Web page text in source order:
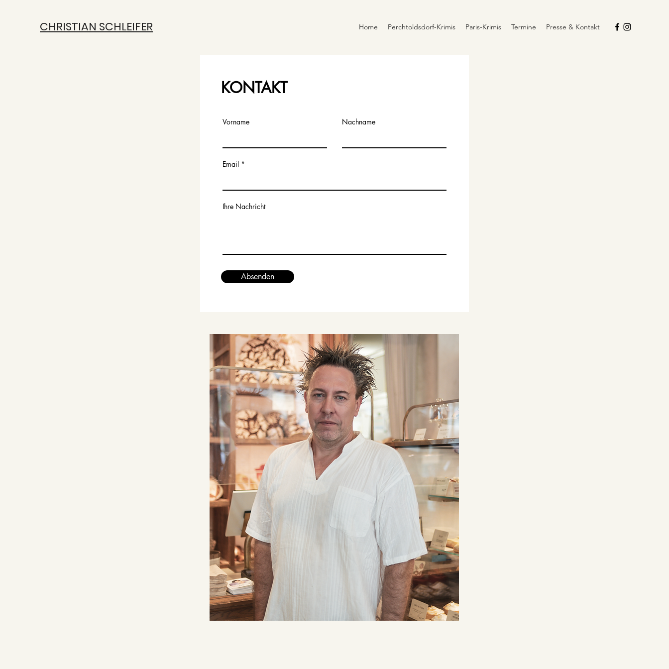
CHRISTIAN SCHLEIFER Home Perchtoldsdorf-Krimis Paris-Krimis Termine Presse & Kontakt
KONTAKT
Vorname Nachname
Email
Ihre Nachricht
Absenden